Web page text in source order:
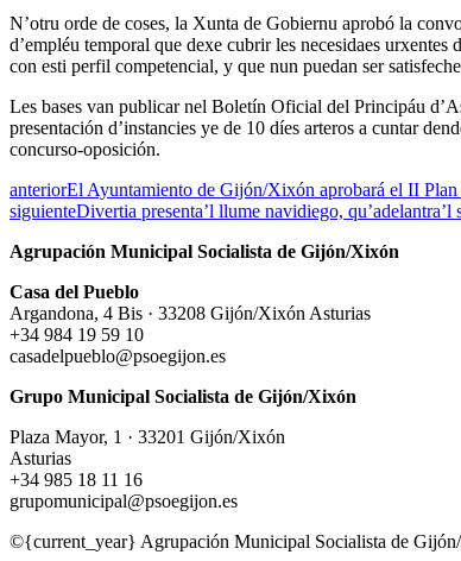
N’otru orde de coses, la Xunta de Gobiernu aprobó la
d’empléu temporal que dexe cubrir les necesidaes
con esti perfil competencial, y que nun puedan ser
Les bases van publicar nel Boletín Oficial del Principáu
presentación d’instancies ye de 10 díes arteros a cuntar
concurso-oposición.
anteriorEl Ayuntamiento de Gijón/Xixón aprobará el II Plan
siguienteDivertia presenta’l llume navidiego,
Agrupación Municipal Socialista de Gijón/Xixón
Casa del Pueblo
Argandona, 4 Bis · 33208 Gijón/Xixón Asturias
+34 984 19 59 10
casadelpueblo@psoegijon.es
Grupo Municipal Socialista de Gijón/Xixón
Plaza Mayor, 1 · 33201 Gijón/Xixón
Asturias
+34 985 18 11 16
grupomunicipal@psoegijon.es
©{current_year} Agrupación Municipal Socialista de